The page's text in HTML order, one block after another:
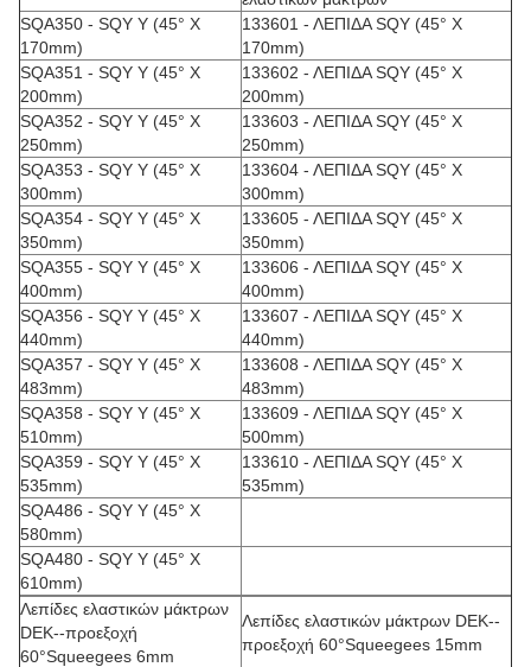
SQA350 - SQY Y (45° Χ
170mm)
133601 - ΛΕΠΙΔΑ SQY (45° Χ
170mm)
SQA351 - SQY Y (45° Χ
200mm)
133602 - ΛΕΠΙΔΑ SQY (45° Χ
200mm)
SQA352 - SQY Y (45° Χ
250mm)
133603 - ΛΕΠΙΔΑ SQY (45° Χ
250mm)
SQA353 - SQY Y (45° Χ
300mm)
133604 - ΛΕΠΙΔΑ SQY (45° Χ
300mm)
SQA354 - SQY Y (45° Χ
350mm)
133605 - ΛΕΠΙΔΑ SQY (45° Χ
350mm)
SQA355 - SQY Y (45° Χ
400mm)
133606 - ΛΕΠΙΔΑ SQY (45° Χ
400mm)
SQA356 - SQY Y (45° Χ
440mm)
133607 - ΛΕΠΙΔΑ SQY (45° Χ
440mm)
SQA357 - SQY Y (45° Χ
483mm)
133608 - ΛΕΠΙΔΑ SQY (45° Χ
483mm)
SQA358 - SQY Y (45° Χ
510mm)
133609 - ΛΕΠΙΔΑ SQY (45° Χ
500mm)
SQA359 - SQY Y (45° Χ
535mm)
133610 - ΛΕΠΙΔΑ SQY (45° Χ
535mm)
SQA486 - SQY Y (45° Χ
580mm)
SQA480 - SQY Y (45° Χ
610mm)
Λεπίδες ελαστικών μάκτρων
DEK--προεξοχή
60°Squeegees 6mm
Λεπίδες ελαστικών μάκτρων DEK--
προεξοχή 60°Squeegees 15mm